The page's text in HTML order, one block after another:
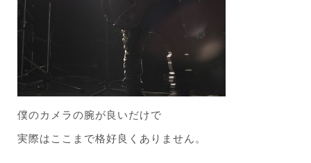
僕のカメラの腕が良いだけで
実際はここまで格好良くありません。